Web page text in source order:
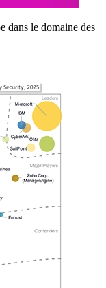
dans le domaine des